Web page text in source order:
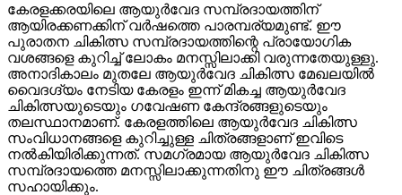
കേരളക്കരയിലെ ആയുർവേദ സമ്പ്രദായത്തിന്
ആയിരക്കണക്കിന് വർഷത്തെ പാരമ്പര്യമുണ്ട്. ഈ
പുരാതന ചികിത്സ സമ്പ്രദായത്തിന്റെ പ്രായോഗിക
വശങ്ങളെ കുറിച്ച് ലോകം മനസ്സിലാക്കി വരുന്നതേയുള്ളു.
അനാദികാലം മുതലേ ആയുർവേദ ചികിത്സ മേഖലയിൽ
വൈദഗ്ദ്യം നേടിയ കേരളം ഇന്ന് മികച്ച ആയുർവേദ
ചികിത്സയുടെയും ഗവേഷണ കേന്ദ്രങ്ങളുടെയും
തലസ്ഥാനമാണ്. കേരളത്തിലെ ആയുർവേദ ചികിത്സ
സംവിധാനങ്ങളെ കുറിച്ചുള്ള ചിത്രങ്ങളാണ് ഇവിടെ
നൽകിയിരിക്കുന്നത്. സമഗ്രമായ ആയുർവേദ ചികിത്സ
സമ്പ്രദായത്തെ മനസ്സിലാക്കുന്നതിനു ഈ ചിത്രങ്ങൾ
സഹായിക്കും.